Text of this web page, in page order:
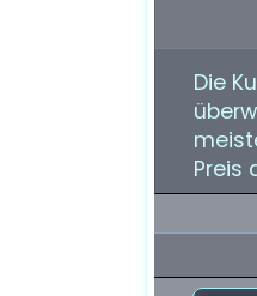
Die
Preis